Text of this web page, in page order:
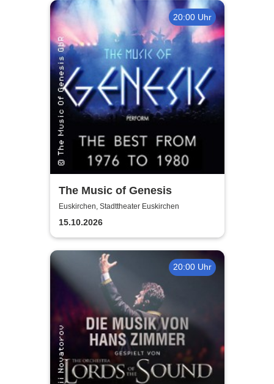
20:00 Uhr
The Music of Genesis
Euskirchen, Stadttheater Euskirchen
15.10.2026
20:00 Uhr